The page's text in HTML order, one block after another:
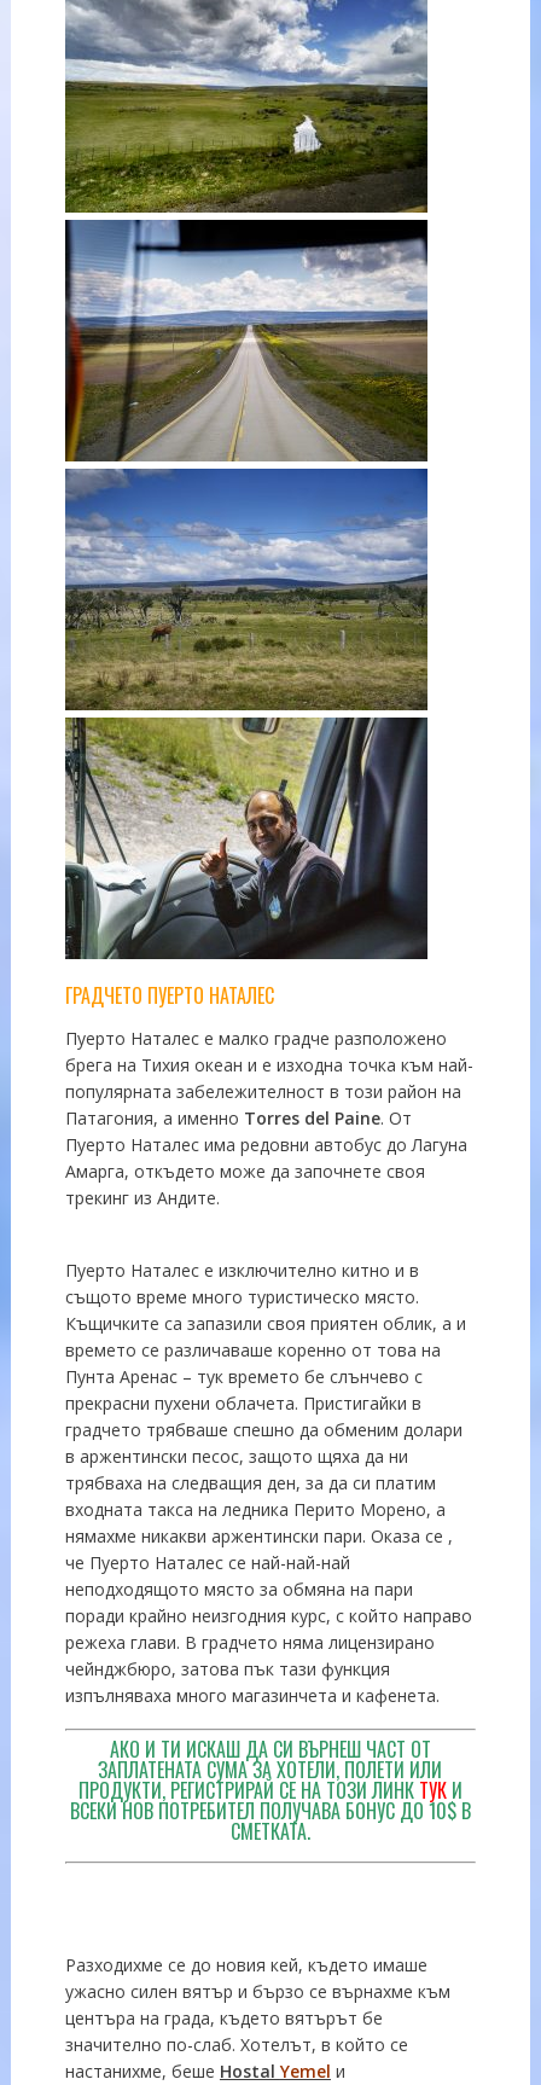
ГРАДЧЕТО ПУЕРТО НАТАЛЕС
Пуерто Наталес е малко градче разположено
брега на Тихия океан и е изходна точка към най-
популярната забележителност в този район на
Патагония, а именно Torres del Paine. От
Пуерто Наталес има редовни автобус до Лагуна
Амарга, откъдето може да започнете своя
трекинг из Андите.
Пуерто Наталес е изключително китно и в
същото време много туристическо място.
Къщичките са запазили своя приятен облик, а и
времето се различаваше коренно от това на
Пунта Аренас – тук времето бе слънчево с
прекрасни пухени облачета. Пристигайки в
градчето трябваше спешно да обменим долари
в аржентински песос, защото щяха да ни
трябваха на следващия ден, за да си платим
входната такса на ледника Перито Морено, а
нямахме никакви аржентински пари. Оказа се ,
че Пуерто Наталес се най-най-най
неподходящото място за обмяна на пари
поради крайно неизгодния курс, с който направо
режеха глави. В градчето няма лицензирано
чейнджбюро, затова пък тази функция
изпълняваха много магазинчета и кафенета.
АКО И ТИ ИСКАШ ДА СИ ВЪРНЕШ ЧАСТ ОТ
ЗАПЛАТЕНАТА СУМА ЗА ХОТЕЛИ, ПОЛЕТИ ИЛИ
ПРОДУКТИ, РЕГИСТРИРАЙ СЕ НА ТОЗИ ЛИНК ТУК И
ВСЕКИ НОВ ПОТРЕБИТЕЛ ПОЛУЧАВА БОНУС ДО 10$ В
СМЕТКАТА.
Разходихме се до новия кей, където имаше
ужасно силен вятър и бързо се върнахме към
центъра на града, където вятърът бе
значително по-слаб. Хотелът, в който се
настанихме, беше HostalYemel и